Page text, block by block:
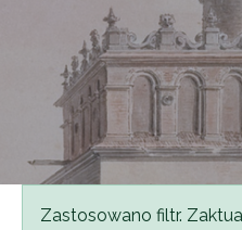
Komunikat
Zastosowano filtr.